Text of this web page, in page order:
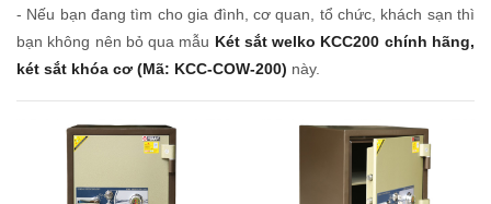
- Nếu bạn đang tìm cho gia đình, cơ quan, tổ chức, khách sạn thì
bạn không nên bỏ qua mẫu Két sắt welko KCC200 chính hãng,
két sắt khóa cơ (Mã: KCC-COW-200) này.